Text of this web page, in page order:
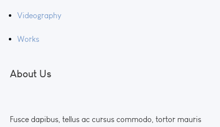
Videography
Works
About Us
Fusce dapibus, tellus ac cursus commodo, tortor mauris